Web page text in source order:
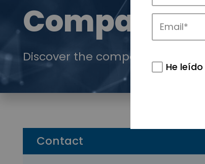
Companies
Discover the companies that
Contact
He